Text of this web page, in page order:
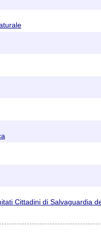
Cittadini di Salvaguardia